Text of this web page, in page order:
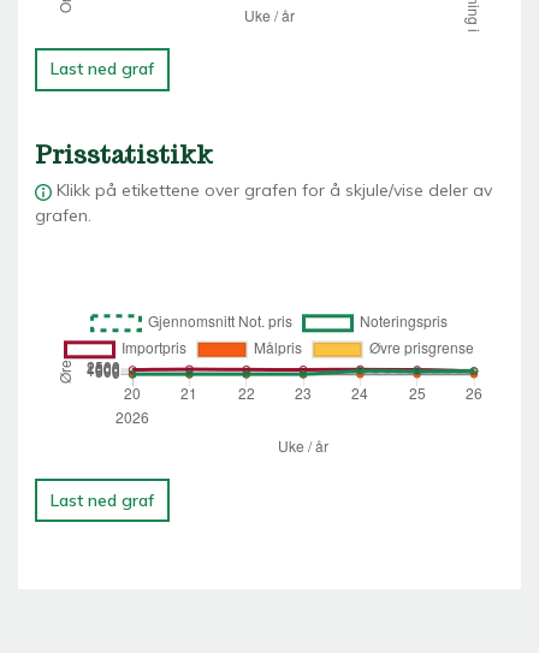
Last ned graf
Prisstatistikk
Klikk på etikettene over grafen for å skjule/vise deler av
grafen.
Last ned graf